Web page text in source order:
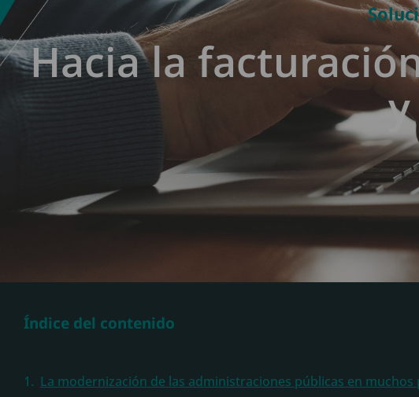
Hacia la
Índice del contenido